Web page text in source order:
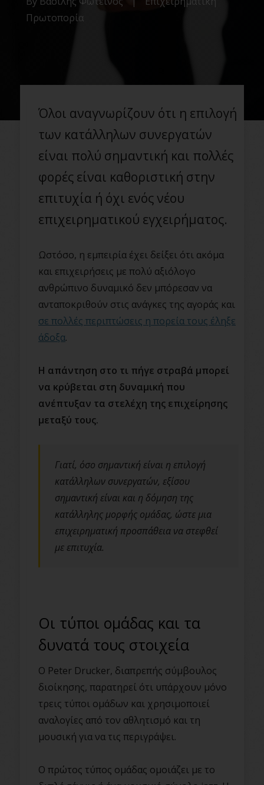
Πρωτοπορία
Όλοι αναγνωρίζουν ότι η επιλογή
των κατάλληλων συνεργατών
είναι πολύ σημαντική και πολλές
φορές είναι καθοριστική στην
επιτυχία ή όχι ενός νέου
επιχειρηματικού εγχειρήματος.
Ωστόσο, η εμπειρία έχει δείξει ότι ακόμα
και επιχειρήσεις με πολύ αξιόλογο
ανθρώπινο δυναμικό δεν μπόρεσαν να
ανταποκριθούν στις ανάγκες της αγοράς και
σε πολλές περιπτώσεις η πορεία τους έληξε
άδοξα.
Η απάντηση στο τι πήγε στραβά μπορεί
να κρύβεται στη δυναμική που
ανέπτυξαν τα στελέχη της επιχείρησης
μεταξύ τους.
Γιατί, όσο σημαντική είναι η επιλογή
κατάλληλων συνεργατών, εξίσου
σημαντική είναι και η δόμηση της
κατάλληλης μορφής ομάδας, ώστε μια
επιχειρηματική προσπάθεια να στεφθεί
με επιτυχία.
Οι τύποι ομάδας και τα
δυνατά τους στοιχεία
Ο Peter Drucker, διαπρεπής σύμβουλος
διοίκησης, παρατηρεί ότι υπάρχουν μόνο
τρεις τύποι ομάδων και χρησιμοποιεί
αναλογίες από τον αθλητισμό και τη
μουσική για να τις περιγράψει.
Ο πρώτος τύπος ομάδας ομοιάζει με το